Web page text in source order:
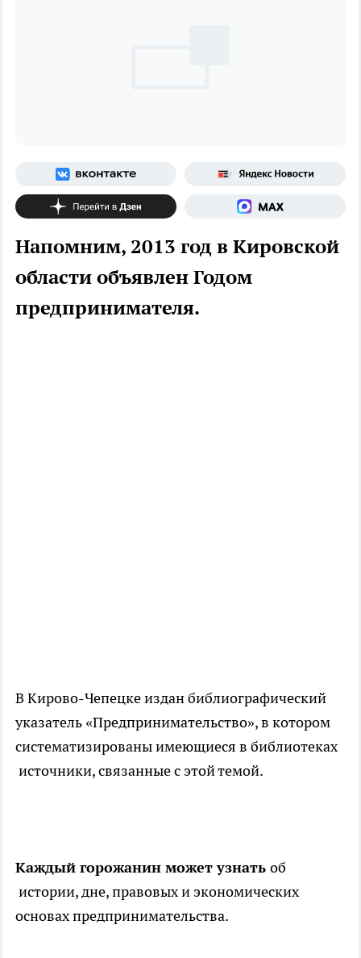
Напомним, 2013 год в Кировской
области объявлен Годом
предпринимателя.
В Кирово-Чепецке издан библиографический
указатель «Предпринимательство», в котором
систематизированы имеющиеся в библиотеках
источники, связанные с этой темой.
Каждый горожанин может узнать об
истории, дне, правовых и экономических
основах предпринимательства.